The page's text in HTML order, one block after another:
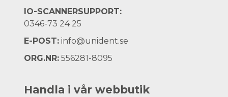
IO-SCANNERSUPPORT:
0346-73 24 25
E-POST: info@unident.se
ORG.NR: 556281-8095
Handla i vår webbutik